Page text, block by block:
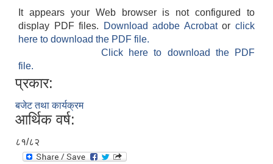
It appears your Web browser is not configured to
display PDF files.
Download adobe Acrobatorclick
here to download the PDF file.
Click here to download the PDF
file.
प्रकार:
बजेट तथा कार्यक्रम
आर्थिक वर्ष:
८१/८२